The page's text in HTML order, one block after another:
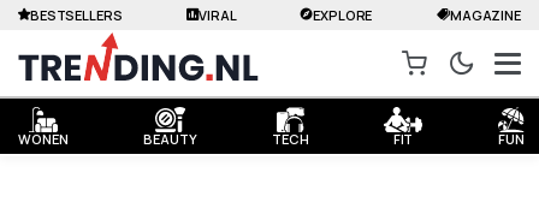
WONEN BEAUTY TECH FIT FUN
BESTSELLERS VIRAL EXPLORE MAGAZINE